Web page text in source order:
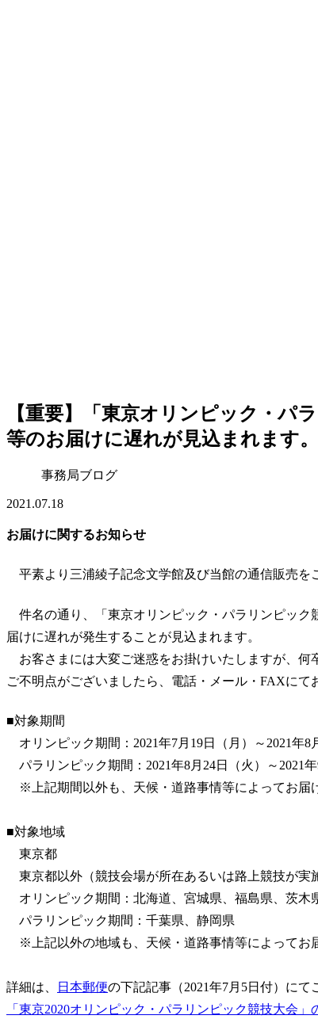
【重要】「東京オリンピック・パ
等のお届けに遅れが見込まれます。
事務局ブログ
2021.07.18
お届けに関するお知らせ
平素より三浦綾子記念文学館及び当館の通信販売を
件名の通り、「東京オリンピック・パラリンピック
届けに遅れが発生することが見込まれます。
お客さまには大変ご迷惑をお掛けいたしますが、何
ご不明点がございましたら、電話・メール・FAXにて
■対象期間
オリンピック期間：2021年7月19日（月）～2021年8
パラリンピック期間：2021年8月24日（火）～2021年
※上記期間以外も、天候・道路事情等によってお届
■対象地域
東京都
東京都以外（競技会場が所在あるいは路上競技が実
オリンピック期間：北海道、宮城県、福島県、茨木
パラリンピック期間：千葉県、静岡県
※上記以外の地域も、天候・道路事情等によってお
詳細は、 日本郵便の下記記事（2021年7月5日付）にて
「東京2020オリンピック・パラリンピック競技大会